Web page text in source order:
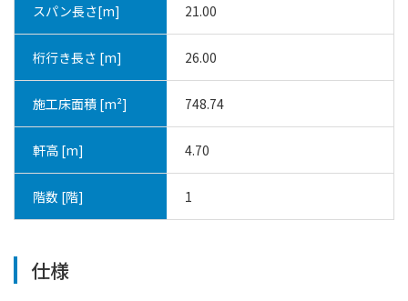
スパン長さ[m] 21.00
桁行き長さ [m] 26.00
施工床面積 [m²] 748.74
軒高 [m] 4.70
階数 [階] 1
仕様